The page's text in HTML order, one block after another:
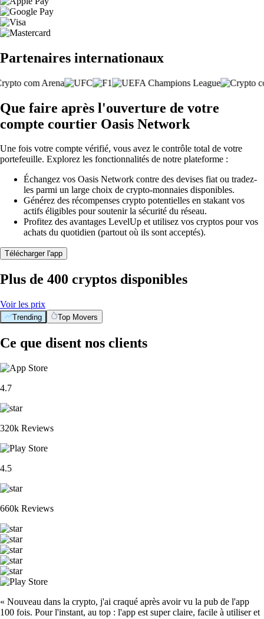
Partenaires internationaux
Que faire après l'ouverture de votre
compte courtier Oasis Network
Une fois votre compte vérifié, vous avez le contrôle total de votre
portefeuille. Explorez les fonctionnalités de notre plateforme :
Échangez vos Oasis Network contre des devises fiat ou tradez-
les parmi un large choix de crypto-monnaies disponibles.
Générez des récompenses crypto potentielles en stakant vos
actifs éligibles pour soutenir la sécurité du réseau.
Profitez des avantages LevelUp et utilisez vos cryptos pour vos
achats du quotidien (partout où ils sont acceptés).
Télécharger l'app
Plus de 400 cryptos disponibles
Voir les prix
Trending Top Movers
Ce que disent nos clients
4.7
320k Reviews
4.5
660k Reviews
« Nouveau dans la crypto, j'ai craqué après avoir vu la pub de l'app
100 fois. Pour l'instant, au top : l'app est super claire, facile à utiliser et